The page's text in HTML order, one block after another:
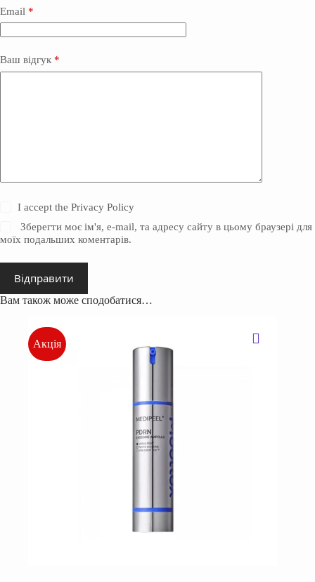
Email *
Ваш відгук *
I accept thePrivacy Policy
Зберегти моє ім'я, e-mail, та адресу сайту в цьому браузері для
моїх подальших коментарів.
Відправити
Вам також може сподобатися…
Акція